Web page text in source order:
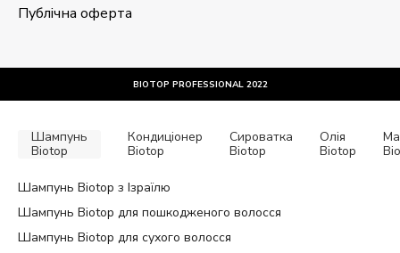
Публічна оферта
BIOTOP PROFESSIONAL 2022
Шампунь
Biotop
Кондиціонер
Biotop
Сироватка
Biotop
Олія
Biotop
Шампунь Biotop з Ізраїлю
Шампунь Biotop для пошкодженого волосся
Шампунь Biotop для сухого волосся